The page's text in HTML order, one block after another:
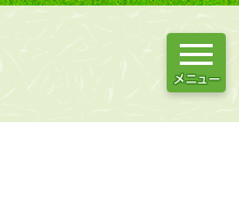
メニュー